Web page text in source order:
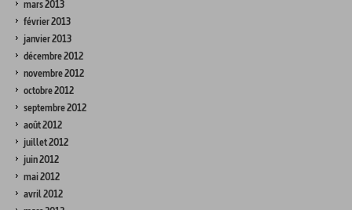
mars 2013
février 2013
janvier 2013
décembre 2012
novembre 2012
octobre 2012
septembre 2012
août 2012
juillet 2012
juin 2012
mai 2012
avril 2012